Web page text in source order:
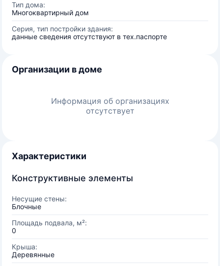
Тип дома:
Многоквартирный дом
Серия, тип постройки здания:
данные сведения отсутствуют в тех.паспорте
Организации в доме
Информация об организациях
отсутствует
Характеристики
Конструктивные элементы
Несущие стены:
Блочные
Площадь подвала, м²:
0
Крыша:
Деревянные